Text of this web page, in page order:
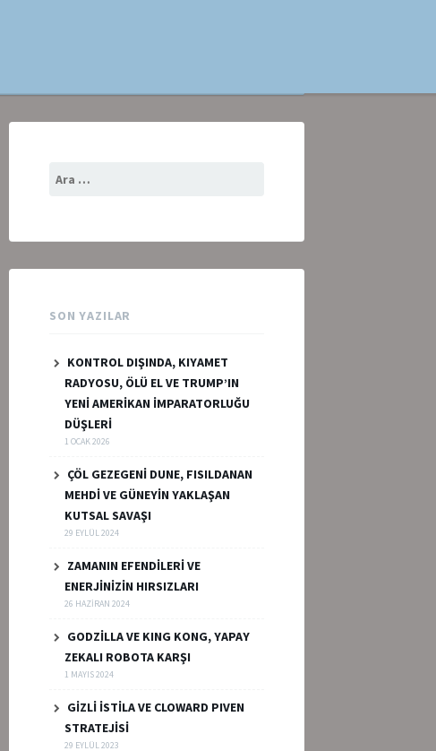
SON YAZILAR
KONTROL DIŞINDA, KIYAMET
RADYOSU, ÖLÜ EL VE TRUMP’IN
YENİ AMERİKAN İMPARATORLUĞU
DÜŞLERİ
1 OCAK 2026
ÇÖL GEZEGENİ DUNE, FISILDANAN
MEHDİ VE GÜNEYİN YAKLAŞAN
KUTSAL SAVAŞI
29 EYLÜL 2024
ZAMANIN EFENDİLERİ VE
ENERJİNİZİN HIRSIZLARI
26 HAZIRAN 2024
GODZİLLA VE KING KONG, YAPAY
ZEKALI ROBOTA KARŞI
1 MAYIS 2024
GİZLİ İSTİLA VE CLOWARD PIVEN
STRATEJİSİ
29 EYLÜL 2023